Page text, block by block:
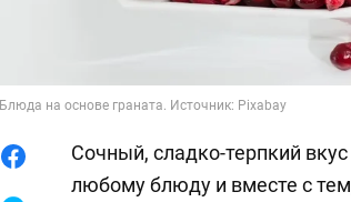
Блюда на основе граната. Источник: Pixabay
Сочный, сладко-терпкий
любому блюду и вместе с